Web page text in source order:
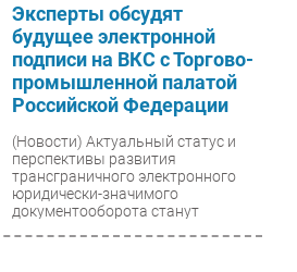
Эксперты обсудят
будущее электронной
подписи на ВКС с Торгово-
промышленной палатой
Российской Федерации
(Новости) Актуальный статус и
перспективы развития
трансграничного электронного
юридически-значимого
документооборота станут